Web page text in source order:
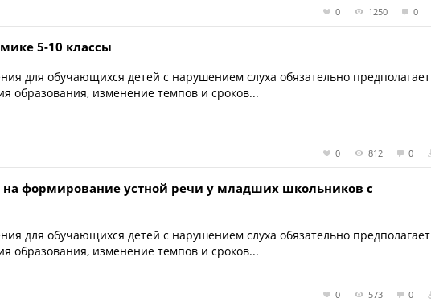
0 1250 0
5-10 классы
для обучающихся детей с нарушением слуха обязательно предполагает
образования, изменение темпов и сроков...
0 812 0
формирование устной речи у младших школьников с
для обучающихся детей с нарушением слуха обязательно предполагает
образования, изменение темпов и сроков...
0 573 0